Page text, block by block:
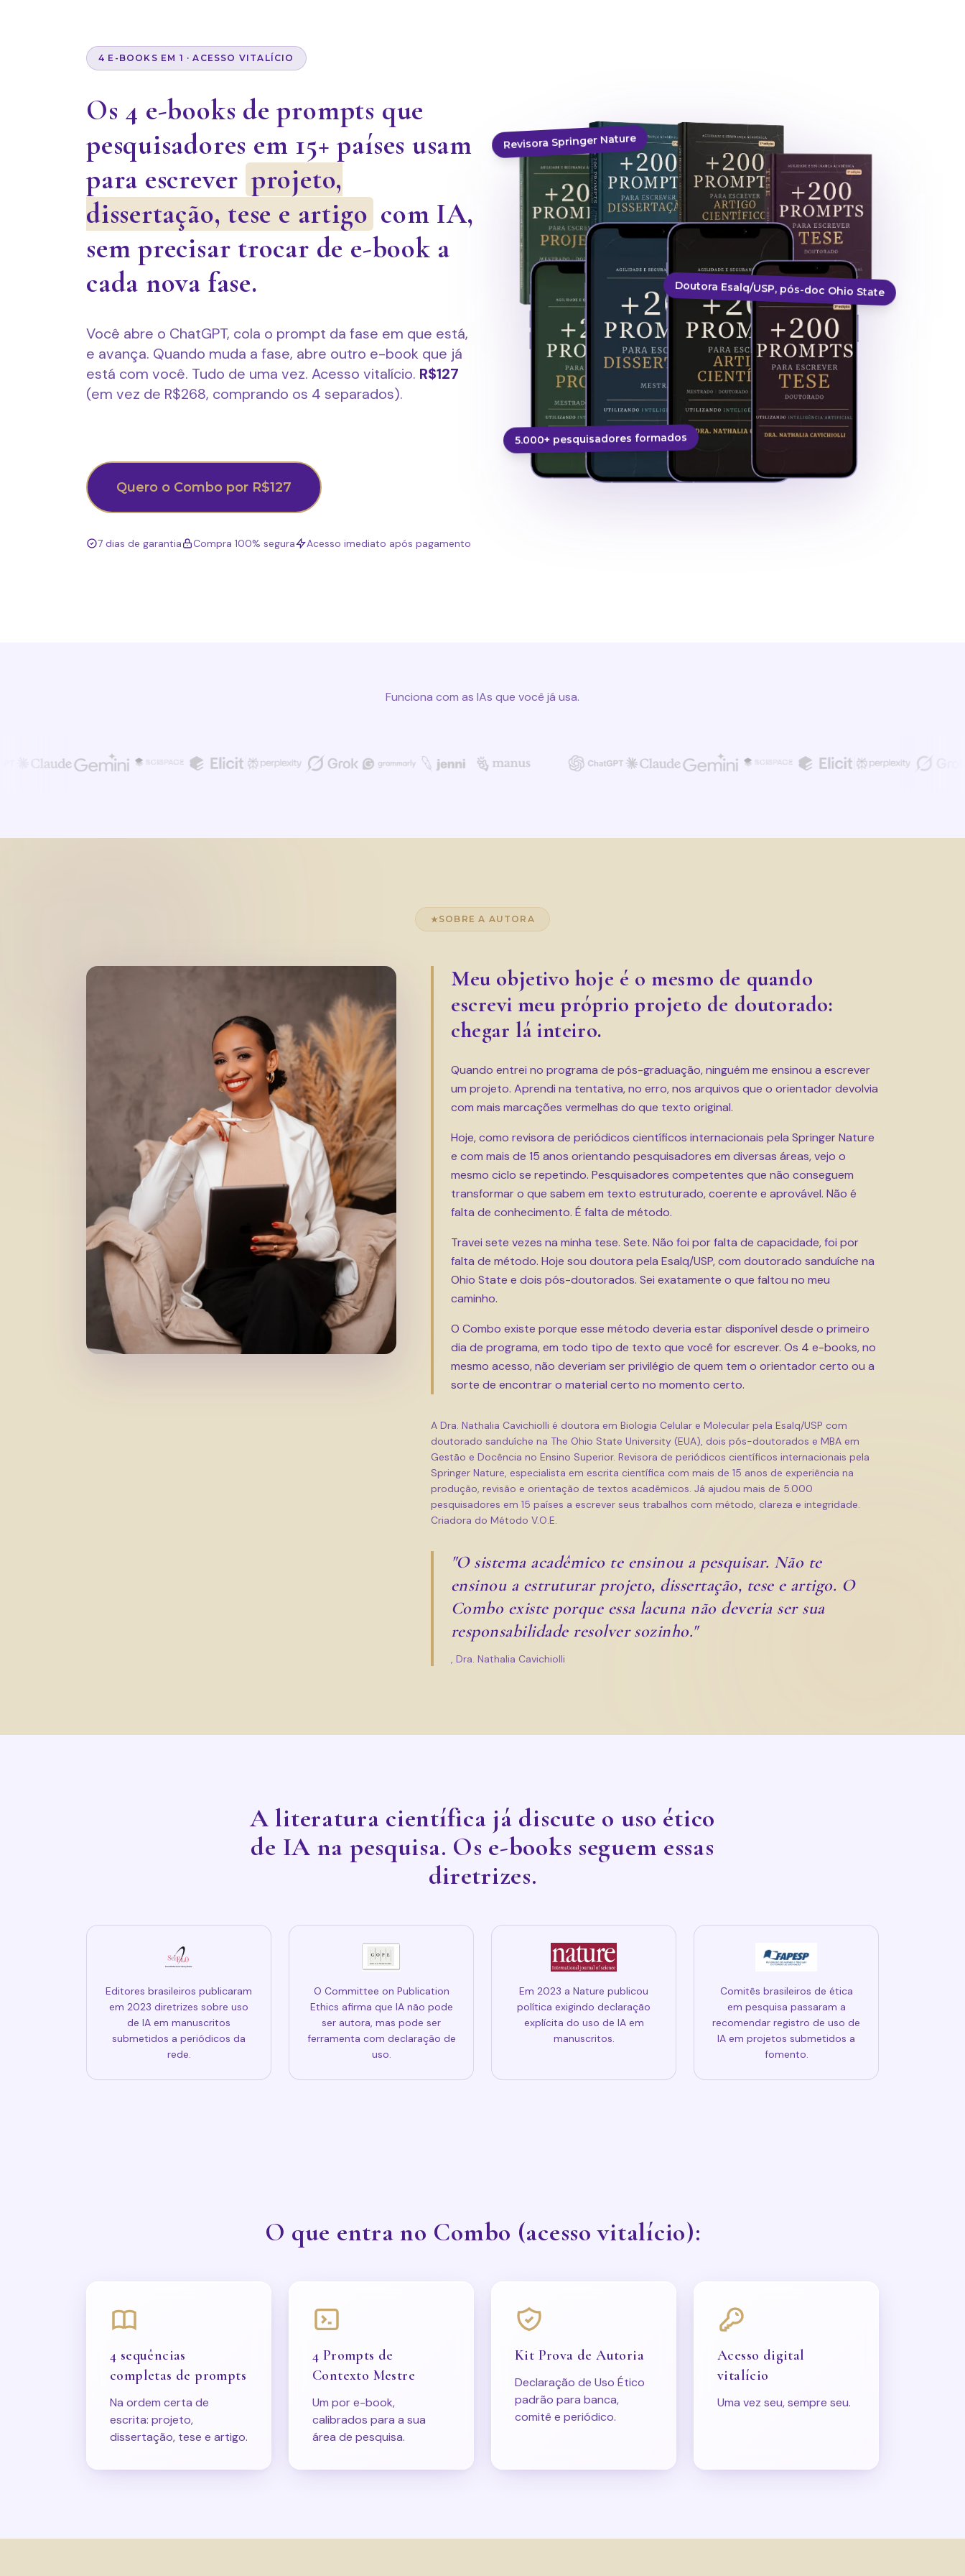
4 E-BOOKS EM 1 · ACESSO VITALÍCIO
Os 4 e-books de prompts que
pesquisadores em 15+ países usam
para escrever projeto,
dissertação, tese e artigo com IA,
sem precisar trocar de e-book a
cada nova fase.
Você abre o ChatGPT, cola o prompt da fase em que está,
e avança. Quando muda a fase, abre outro e-book que já
está com você. Tudo de uma vez. Acesso vitalício. R$127
(em vez de R$268, comprando os 4 separados).
Revisora Springer Nature
Doutora Esalq/USP, pós-doc Ohio State
5.000+ pesquisadores formados
Quero o Combo por R$127
7 dias de garantia Compra 100% segura Acesso imediato após pagamento
Funciona com as IAs que você já usa.
SOBRE A AUTORA
Meu objetivo hoje é o mesmo de quando
escrevi meu próprio projeto de doutorado:
chegar lá inteiro.
Quando entrei no programa de pós-graduação, ninguém me ensinou a escrever
um projeto. Aprendi na tentativa, no erro, nos arquivos que o orientador devolvia
com mais marcações vermelhas do que texto original.
Hoje, como revisora de periódicos científicos internacionais pela Springer Nature
e com mais de 15 anos orientando pesquisadores em diversas áreas, vejo o
mesmo ciclo se repetindo. Pesquisadores competentes que não conseguem
transformar o que sabem em texto estruturado, coerente e aprovável. Não é
falta de conhecimento. É falta de método.
Travei sete vezes na minha tese. Sete. Não foi por falta de capacidade, foi por
falta de método. Hoje sou doutora pela Esalq/USP, com doutorado sanduíche na
Ohio State e dois pós-doutorados. Sei exatamente o que faltou no meu
caminho.
O Combo existe porque esse método deveria estar disponível desde o primeiro
dia de programa, em todo tipo de texto que você for escrever. Os 4 e-books, no
mesmo acesso, não deveriam ser privilégio de quem tem o orientador certo ou a
sorte de encontrar o material certo no momento certo.
A Dra. Nathalia Cavichiolli é doutora em Biologia Celular e Molecular pela Esalq/USP com
doutorado sanduíche na The Ohio State University (EUA), dois pós-doutorados e MBA em
Gestão e Docência no Ensino Superior. Revisora de periódicos científicos internacionais pela
Springer Nature, especialista em escrita científica com mais de 15 anos de experiência na
produção, revisão e orientação de textos acadêmicos. Já ajudou mais de 5.000
pesquisadores em 15 países a escrever seus trabalhos com método, clareza e integridade.
Criadora do Método V.O.E.
"O sistema acadêmico te ensinou a pesquisar. Não te
ensinou a estruturar projeto, dissertação, tese e artigo. O
Combo existe porque essa lacuna não deveria ser sua
responsabilidade resolver sozinho."
, Dra. Nathalia Cavichiolli
A literatura científica já discute o uso ético
de IA na pesquisa. Os e-books seguem essas
diretrizes.
Editores brasileiros publicaram
em 2023 diretrizes sobre uso
de IA em manuscritos
submetidos a periódicos da
rede.
O Committee on Publication
Ethics afirma que IA não pode
ser autora, mas pode ser
ferramenta com declaração de
uso.
Em 2023 a Nature publicou
política exigindo declaração
explícita do uso de IA em
manuscritos.
Comitês brasileiros de ética
em pesquisa passaram a
recomendar registro de uso de
IA em projetos submetidos a
fomento.
O que entra no Combo (acesso vitalício):
4 sequências
completas de prompts
Na ordem certa de
escrita: projeto,
dissertação, tese e artigo.
4 Prompts de
Contexto Mestre
Um por e-book,
calibrados para a sua
área de pesquisa.
Kit Prova de Autoria
Declaração de Uso Ético
padrão para banca,
comitê e periódico.
Acesso digital
vitalício
Uma vez seu, sempre seu.